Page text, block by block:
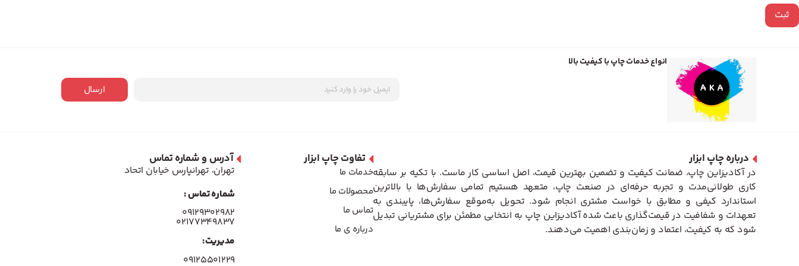
انواع خدمات چاپ با کیفیت بالا
ارسال
درباره چاپ ابزار
در آکادیزاین چاپ، ضمانت کیفیت و تضمین بهترین قیمت، اصل اساسی کار ماست. با تکیه بر سابقه
کاری طولانی‌مدت و تجربه حرفه‌ای در صنعت چاپ، متعهد هستیم تمامی سفارش‌ها با بالاترین
استاندارد کیفی و مطابق با خواست مشتری انجام شود. تحویل به‌موقع سفارش‌ها، پایبندی به
تعهدات و شفافیت در قیمت‌گذاری باعث شده آکادیزاین چاپ به انتخابی مطمئن برای مشتریانی تبدیل
شود که به کیفیت، اعتماد و زمان‌بندی اهمیت می‌دهند.
تفاوت چاپ ابزار
خدمات ما
محصولات ما
تماس ما
درباره ی ما
آدرس و شماره تماس
تهران، تهرانپارس خیابان اتحاد
شماره تماس :
۰۹۱۲۹۳۰۲۹۸۲
۰۲۱۷۷۳۴۹۸۳۷
مدیریت:
۰۹۱۲۵۵۰۱۲۲۹